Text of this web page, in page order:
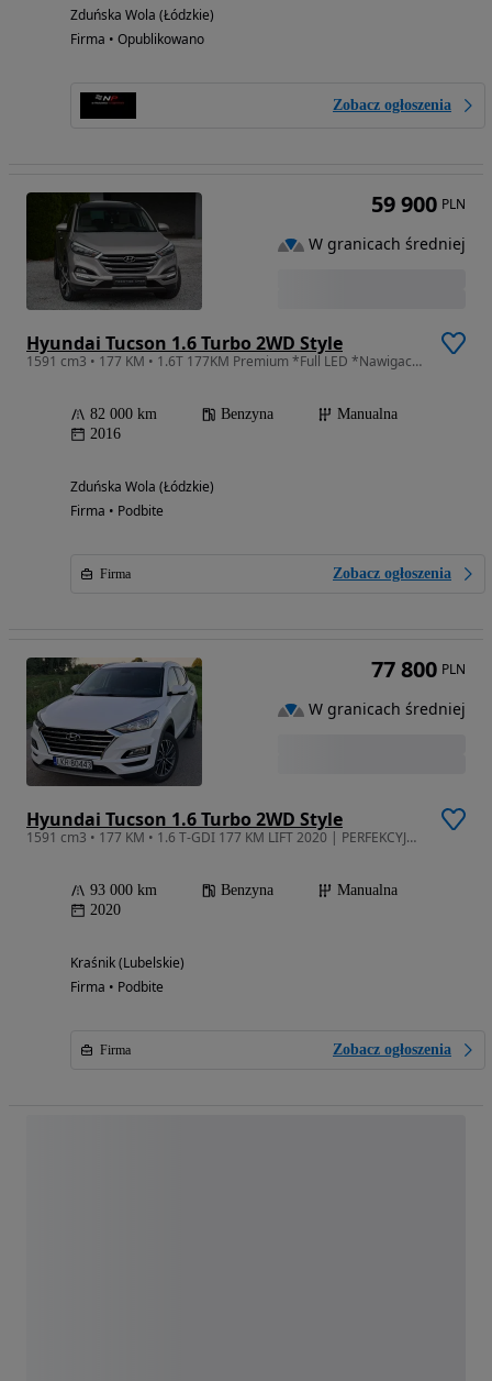
Zduńska Wola (Łódzkie)
Firma • Opublikowano
Zobacz ogłoszenia
Hyundai Tucson 1.6 Turbo 2WD Style
1591 cm3 • 177 KM • 1.6T 177KM Premium *Full LED *Nawigacja *Kamera * Panorama *El Fotel!!
82 000 km Benzyna
Manualna
2016
Zduńska Wola (Łódzkie)
Firma • Podbite
Firma Zobacz ogłoszenia
59 900 PLN
W granicach średniej
Hyundai Tucson 1.6 Turbo 2WD Style
1591 cm3 • 177 KM • 1.6 T-GDI 177 KM LIFT 2020 | PERFEKCYJNY STAN | 1 Właściciel
93 000 km Benzyna
Manualna
2020
Kraśnik (Lubelskie)
Firma • Podbite
Firma Zobacz ogłoszenia
77 800 PLN
W granicach średniej